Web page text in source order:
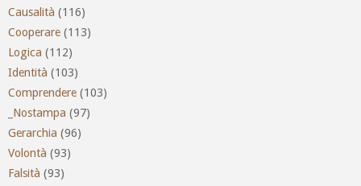
Causalità (116)
Cooperare (113)
Logica (112)
Identità (103)
Comprendere (103)
_Nostampa (97)
Gerarchia (96)
Volontà (93)
Falsità (93)